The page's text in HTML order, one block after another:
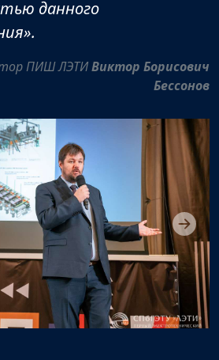
данного
.
ПИШ ЛЭТИВиктор Борисович
Бессонов